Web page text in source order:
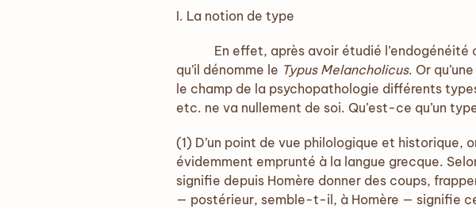
I. La notion de type
En effet, après avoir étudié l’endogénéité
qu’il dénomme le Typus Melancholicus. Or
le champ de la psychopathologie différents
etc. ne va nullement de soi. Qu’est-ce qu’un
(1) D’un point de vue philologique et
évidemment emprunté à la langue grecque.
signifie depuis Homère donner des coups,
— postérieur, semble-t-il, à Homère — signifie